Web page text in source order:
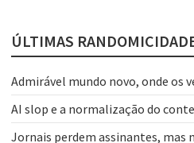
ÚLTIMAS
Admirável mundo novo, onde os
AI slop e a normalização do
Jornais perdem assinantes, mas